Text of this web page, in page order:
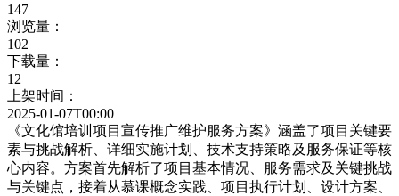
147
浏览量：
102
下载量：
12
上架时间：
2025-01-07T00:00
《文化馆培训项目宣传推广维护服务方案》涵盖了项目关键要
素与挑战解析、详细实施计划、技术支持策略及服务保证等核
心内容。方案首先解析了项目基本情况、服务需求及关键挑战
与关键点，接着从慕课概念实践、项目执行计划、设计方案、